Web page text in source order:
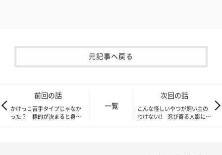
元記事へ戻る
前回の話
かけっこ苦手タイプじゃなか
った？ 標的が決まると身体
一覧
次回の話
こんな怪しいやつが飼い主の
わけない!! 忍び寄る人影にび